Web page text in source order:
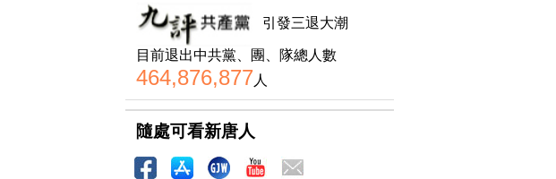
引發三退大潮
目前退出中共黨、團、隊總人數
464,876,877人
隨處可看新唐人